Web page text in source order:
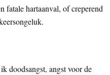
fatale hartaanval, of creperend
doodsangst, angst voor de